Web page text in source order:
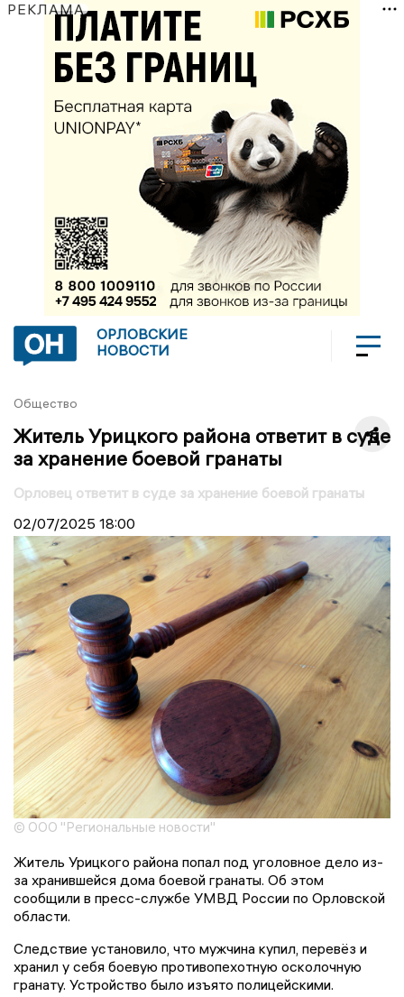
РЕКЛАМА
ОРЛОВСКИЕ
НОВОСТИ
Общество
Житель Урицкого района ответит в суде
за хранение боевой гранаты
Орловец ответит в суде за хранение боевой гранаты
02/07/2025 18:00
© ООО "Региональные новости"
Житель Урицкого района попал под уголовное дело из-
за хранившейся дома боевой гранаты. Об этом
сообщили в пресс-службе УМВД России по Орловской
области.
Следствие установило, что мужчина купил, перевёз и
хранил у себя боевую противопехотную осколочную
гранату. Устройство было изъято полицейскими.